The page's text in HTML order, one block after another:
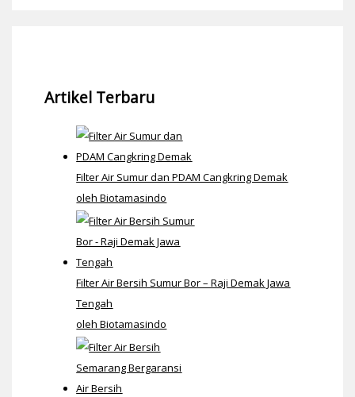
Artikel Terbaru
Filter Air Sumur dan PDAM Cangkring Demak
oleh Biotamasindo
Filter Air Bersih Sumur Bor – Raji Demak Jawa
Tengah
oleh Biotamasindo